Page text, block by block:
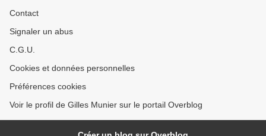
Contact
Signaler un abus
C.G.U.
Cookies et données personnelles
Préférences cookies
Voir le profil de Gilles Munier sur le portail Overblog